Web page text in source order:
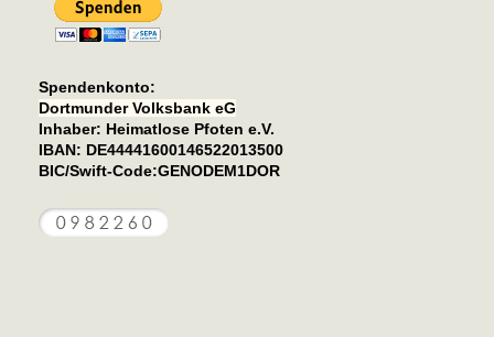
Spendenkonto:
Dortmunder Volksbank eG
Inhaber: Heimatlose Pfoten e.V.
IBAN: DE44441600146522013500
BIC/Swift-Code:GENODEM1DOR